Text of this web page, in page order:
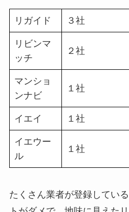
リガイド ３社
リビンマ
ッチ
２社
マンショ
ンナビ
１社
イエイ １社
イエウー
ル
１社
たくさん業者が登録してい